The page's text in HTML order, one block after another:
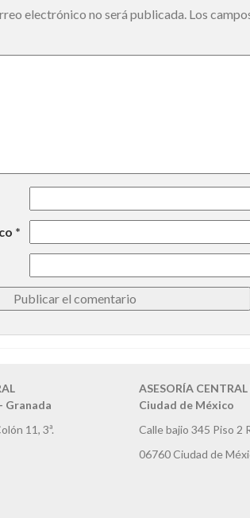
electrónico no será publicada. Los
*
Granada
11, 3ª.
ASESORÍA
Ciudad de México
Calle bajio 345 Piso 2
06760 Ciudad de